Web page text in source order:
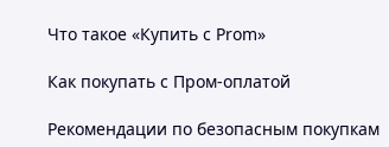
Что такое «Купить с Prom»
Как покупать с Пром-оплатой
Рекомендации по безопасным покупкам